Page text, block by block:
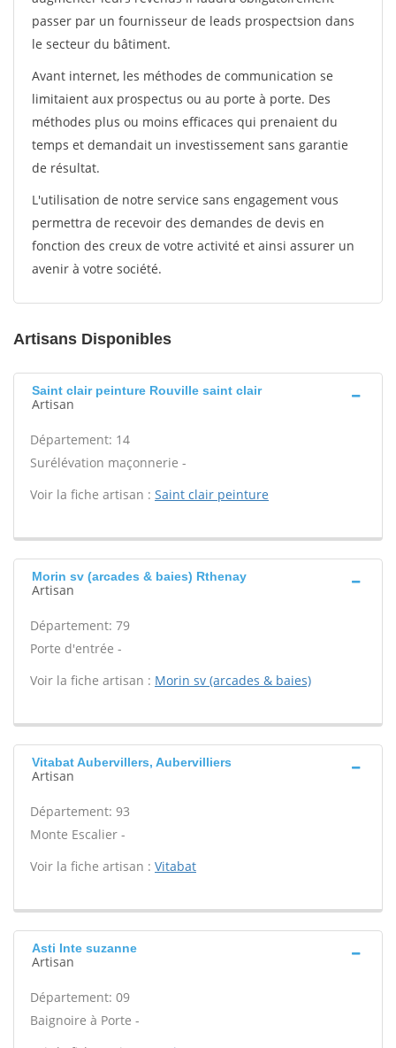
passer par un fournisseur de leads prospectsion dans
le secteur du bâtiment.
Avant internet, les méthodes de communication se
limitaient aux prospectus ou au porte à porte. Des
méthodes plus ou moins efficaces qui prenaient du
temps et demandait un investissement sans garantie
de résultat.
L'utilisation de notre service sans engagement vous
permettra de recevoir des demandes de devis en
fonction des creux de votre activité et ainsi assurer un
avenir à votre société.
Artisans Disponibles
Saint clair peinture Rouville saint clair
Artisan
Département: 14
Surélévation maçonnerie -
Voir la fiche artisan : Saint clair peinture
Morin sv (arcades & baies) Rthenay
Artisan
Département: 79
Porte d'entrée -
Voir la fiche artisan : Morin sv (arcades & baies)
Vitabat Aubervillers, Aubervilliers
Artisan
Département: 93
Monte Escalier -
Voir la fiche artisan : Vitabat
Asti Inte suzanne
Artisan
Département: 09
Baignoire à Porte -